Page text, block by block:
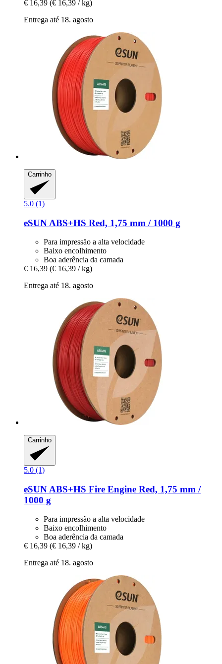
€ 16,39 (€ 16,39 / kg)
Entrega até 18. agosto
Carrinho
5.0 (1)
eSUN ABS+HS Red, 1,75 mm / 1000 g
Para impressão a alta velocidade
Baixo encolhimento
Boa aderência da camada
€ 16,39 (€ 16,39 / kg)
Entrega até 18. agosto
Carrinho
5.0 (1)
eSUN ABS+HS Fire Engine Red, 1,75 mm /
1000 g
Para impressão a alta velocidade
Baixo encolhimento
Boa aderência da camada
€ 16,39 (€ 16,39 / kg)
Entrega até 18. agosto